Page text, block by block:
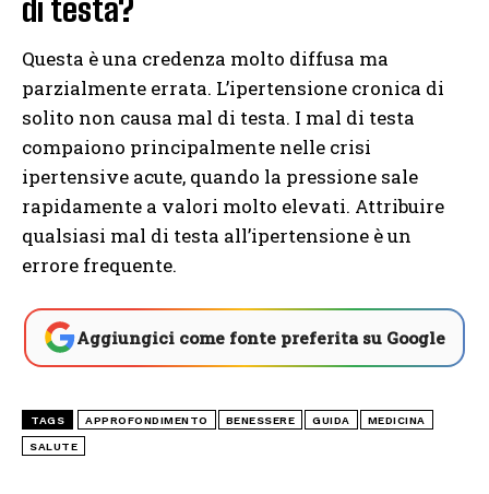
di testa?
Questa è una credenza molto diffusa ma
parzialmente errata. L’ipertensione cronica di
solito non causa mal di testa. I mal di testa
compaiono principalmente nelle crisi
ipertensive acute, quando la pressione sale
rapidamente a valori molto elevati. Attribuire
qualsiasi mal di testa all’ipertensione è un
errore frequente.
Aggiungici come fonte preferita su Google
TAGS APPROFONDIMENTO BENESSERE GUIDA MEDICINA
SALUTE